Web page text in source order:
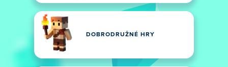
DOBRODRUŽNÉ HRY